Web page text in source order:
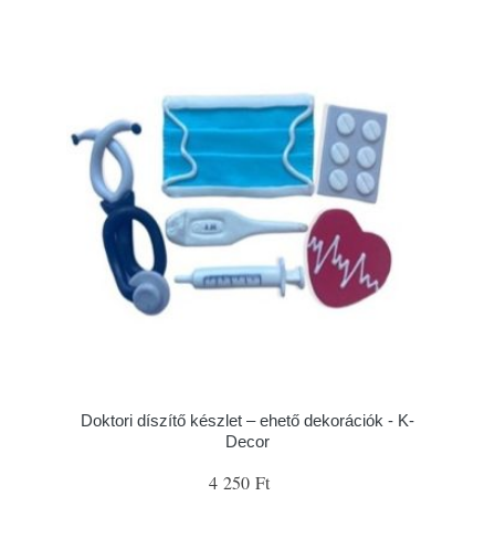
Doktori díszítő készlet – ehető dekorációk - K-
Decor
4 250 Ft